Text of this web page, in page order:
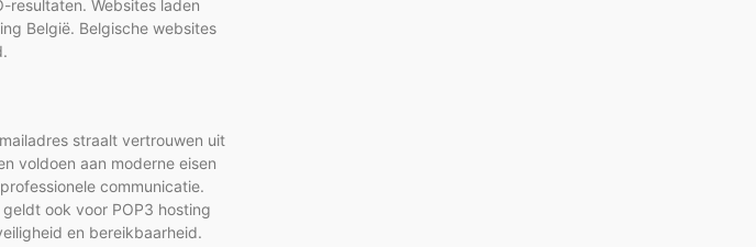
resultaten. Websites laden
België. Belgische websites
straalt vertrouwen uit
voldoen aan moderne eisen
communicatie.
ook voor POP3 hosting
en bereikbaarheid.